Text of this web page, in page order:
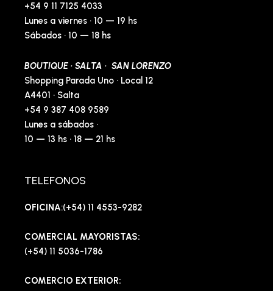
+54 9 11 7125 4033
Lunes a viernes · 10 — 19 hs
Sábados · 10 — 18 hs
BOUTIQUE · SALTA · SAN LORENZO
Shopping Parada Uno · Local 12
A4401 · Salta
+54 9 387 408 9589
Lunes a sábados ·
10 — 13 hs · 18 — 21 hs
TELEFONOS
OFICINA:(+54) 11 4553-9282
COMERCIAL MAYORISTAS:
(+54) 11 5036-1786
COMERCIO EXTERIOR: